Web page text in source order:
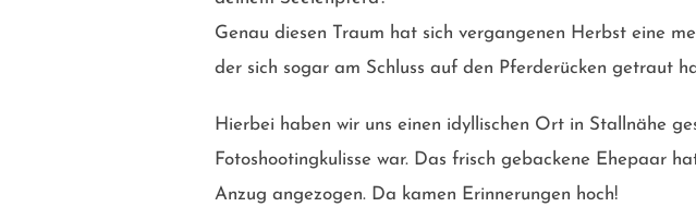
Genau diesen Traum hat sich vergangenen Herbst eine
der sich sogar am Schluss auf den Pferderücken getraut
Hierbei haben wir uns einen idyllischen Ort in Stallnähe
Fotoshootingkulisse war. Das frisch gebackene Ehepaar
Anzug angezogen. Da kamen Erinnerungen hoch!